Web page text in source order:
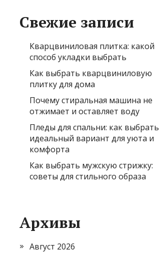
Свежие записи
Кварцвиниловая плитка: какой
способ укладки выбрать
Как выбрать кварцвиниловую
плитку для дома
Почему стиральная машина не
отжимает и оставляет воду
Пледы для спальни: как выбрать
идеальный вариант для уюта и
комфорта
Как выбрать мужскую стрижку:
советы для стильного образа
Архивы
Август 2026